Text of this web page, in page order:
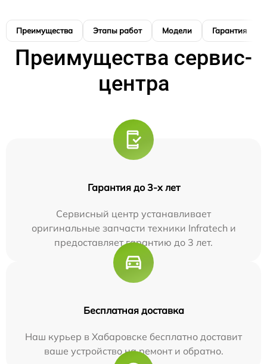
Преимущества Этапы работ Модели Гарантия
Преимущества сервис-
центра
Гарантия до 3-х лет
Сервисный центр устанавливает
оригинальные запчасти техники Infratech и
предоставляет гарантию до 3 лет.
Бесплатная доставка
Наш курьер в Хабаровске бесплатно доставит
ваше устройство на ремонт и обратно.